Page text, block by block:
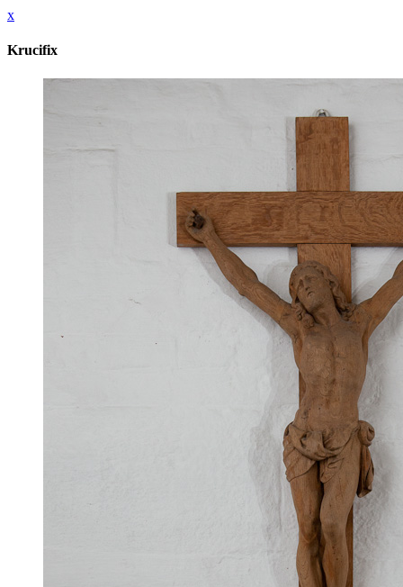
x
Krucifix